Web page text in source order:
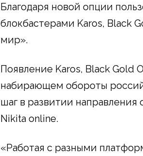
Благодаря новой опции
блокбастерами Karos, Black
мир».
Появление Karos, Black Gold
набирающем обороты
шаг в развитии
Nikita online.
«Работая с разными